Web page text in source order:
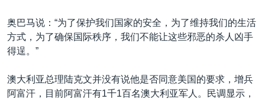
检
美洲
全球议题
劳工
环境
美中关系
美国建国250周年
美国之音专访
中文广播
奥巴马说：“为了保护我们国家的安全，为了维持我们的生活
方式，为了确保国际秩序，我们不能让这些邪恶的杀人凶手
得逞。”
澳大利亚总理陆克文并没有说他是否同意美国的要求，增兵
阿富汗，目前阿富汗有1千1百名澳大利亚军人。民调显示，